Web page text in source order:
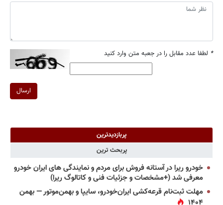
* لطفا عدد مقابل را در جعبه متن وارد کنید
ارسال
پربازدیدترین
پربحث ترین
خودرو ریرا در آستانه فروش برای مردم و نمایندگی های ایران خودرو
معرفی شد (+مشخصات و جزئیات فنی و کاتالوگ ریرا)
مهلت ثبت‌نام قرعه‌کشی ایران‌خودرو، سایپا و بهمن‌موتور — بهمن